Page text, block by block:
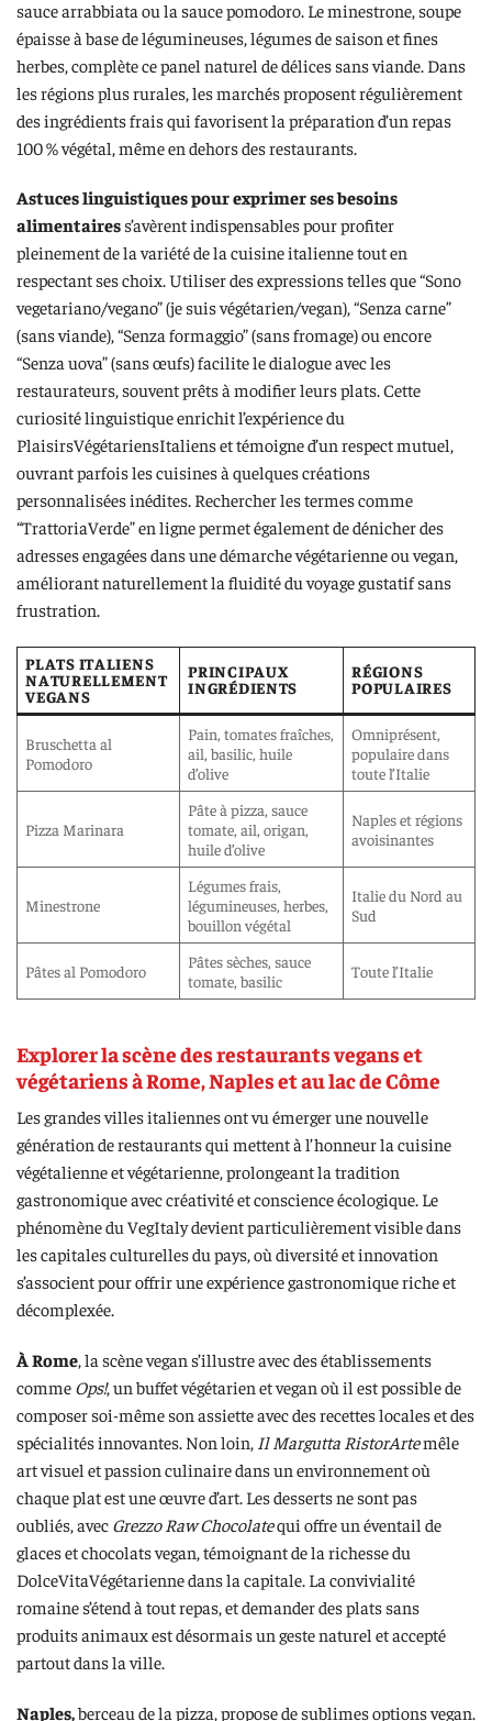
sauce arrabbiata ou la sauce pomodoro. Le minestrone, soupe
épaisse à base de légumineuses, légumes de saison et fines
herbes, complète ce panel naturel de délices sans viande. Dans
les régions plus rurales, les marchés proposent régulièrement
des ingrédients frais qui favorisent la préparation d’un repas
100 % végétal, même en dehors des restaurants.
Astuces linguistiques pour exprimer ses besoins
alimentairess’avèrent indispensables pour profiter
pleinement de la variété de la cuisine italienne tout en
respectant ses choix. Utiliser des expressions telles que “Sono
vegetariano/vegano” (je suis végétarien/vegan), “Senza carne”
(sans viande), “Senza formaggio” (sans fromage) ou encore
“Senza uova” (sans œufs) facilite le dialogue avec les
restaurateurs, souvent prêts à modifier leurs plats. Cette
curiosité linguistique enrichit l’expérience du
PlaisirsVégétariensItaliens et témoigne d’un respect mutuel,
ouvrant parfois les cuisines à quelques créations
personnalisées inédites. Rechercher les termes comme
“TrattoriaVerde” en ligne permet également de dénicher des
adresses engagées dans une démarche végétarienne ou vegan,
améliorant naturellement la fluidité du voyage gustatif sans
frustration.
PLATS ITALIENS
NATURELLEMENT
VEGANS
PRINCIPAUX
INGRÉDIENTS
RÉGIONS
POPULAIRES
Bruschetta al
Pomodoro
Pain, tomates fraîches,
ail, basilic, huile
d’olive
Omniprésent,
populaire dans
toute l’Italie
Pizza Marinara
Pâte à pizza, sauce
tomate, ail, origan,
huile d’olive
Naples et régions
avoisinantes
Minestrone
Légumes frais,
légumineuses, herbes,
bouillon végétal
Italie du Nord au
Sud
Pâtes al Pomodoro
Pâtes sèches, sauce
tomate, basilic
Toute l’Italie
Explorer la scène des restaurants vegans et
végétariens à Rome, Naples et au lac de Côme
Les grandes villes italiennes ont vu émerger une nouvelle
génération de restaurants qui mettent à l’honneur la cuisine
végétalienne et végétarienne, prolongeant la tradition
gastronomique avec créativité et conscience écologique. Le
phénomène du VegItaly devient particulièrement visible dans
les capitales culturelles du pays, où diversité et innovation
s’associent pour offrir une expérience gastronomique riche et
décomplexée.
À Rome, la scène vegan s’illustre avec des établissements
comme Ops!, un buffet végétarien et vegan où il est possible de
composer soi-même son assiette avec des recettes locales et des
spécialités innovantes. Non loin, Il Margutta RistorArtemêle
art visuel et passion culinaire dans un environnement où
chaque plat est une œuvre d’art. Les desserts ne sont pas
oubliés, avec Grezzo Raw Chocolatequi offre un éventail de
glaces et chocolats vegan, témoignant de la richesse du
DolceVitaVégétarienne dans la capitale. La convivialité
romaine s’étend à tout repas, et demander des plats sans
produits animaux est désormais un geste naturel et accepté
partout dans la ville.
Naples,berceau de la pizza, propose de sublimes options vegan.